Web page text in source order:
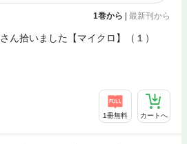
1巻から 最新刊から
ん拾いました【マイクロ】（１）
1冊無料 カートへ